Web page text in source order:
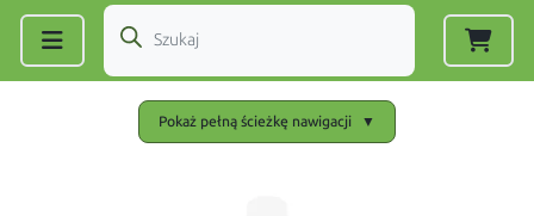
Pokaż pełną ścieżkę nawigacji ▼